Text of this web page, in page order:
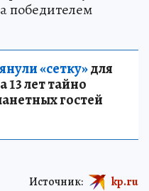
победителем
«сетку»для
13 лет тайно
гостей
Источник: kp.ru